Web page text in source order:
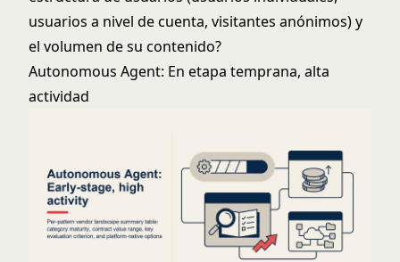
usuarios a nivel de cuenta, visitantes anónimos) y
el volumen de su contenido?
Autonomous Agent: En etapa temprana, alta
actividad